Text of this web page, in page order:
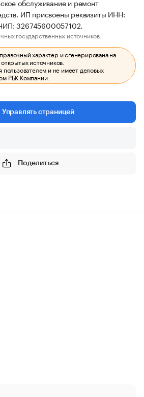
обслуживание и ремонт
ИП присвоены реквизиты ИНН:
326745600057102.
государственных источников.
характер и сгенерирована на
источников.
пользователем и не имеет деловых
РБК Компании.
Управлять страницей
Поделиться